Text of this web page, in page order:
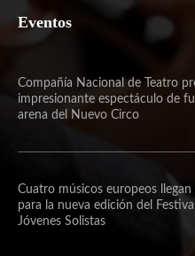
Eventos
Compañía Nacional de Teatro
impresionante espectáculo de
arena del Nuevo Circo
Cuatro músicos europeos llegan
para la nueva edición del
Jóvenes Solistas